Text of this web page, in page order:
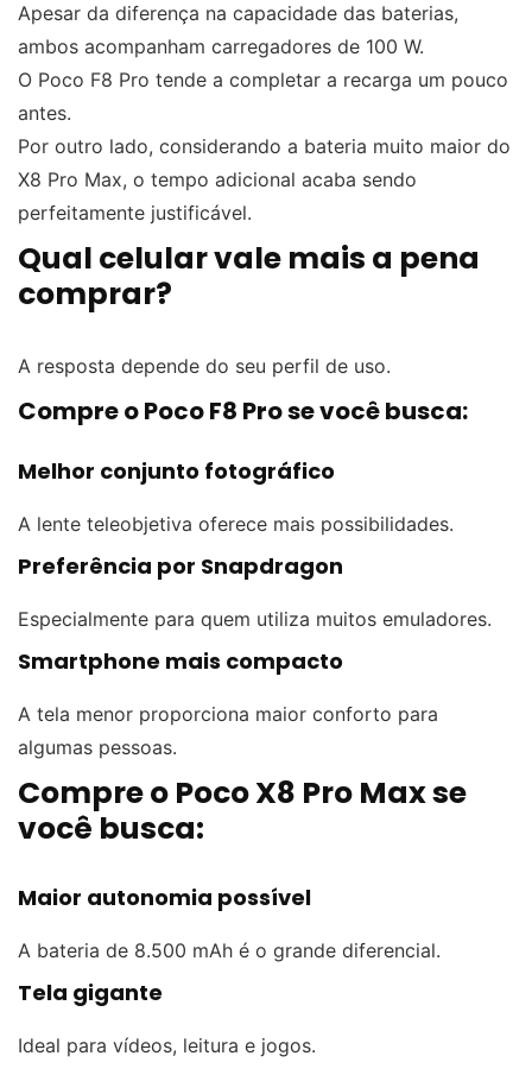
Apesar da diferença na capacidade das baterias,
ambos acompanham carregadores de 100 W.
O Poco F8 Pro tende a completar a recarga um pouco
antes.
Por outro lado, considerando a bateria muito maior do
X8 Pro Max, o tempo adicional acaba sendo
perfeitamente justificável.
Qual celular vale mais a pena
comprar?
A resposta depende do seu perfil de uso.
Compre o Poco F8 Pro se você busca:
Melhor conjunto fotográfico
A lente teleobjetiva oferece mais possibilidades.
Preferência por Snapdragon
Especialmente para quem utiliza muitos emuladores.
Smartphone mais compacto
A tela menor proporciona maior conforto para
algumas pessoas.
Compre o Poco X8 Pro Max se
você busca:
Maior autonomia possível
A bateria de 8.500 mAh é o grande diferencial.
Tela gigante
Ideal para vídeos, leitura e jogos.